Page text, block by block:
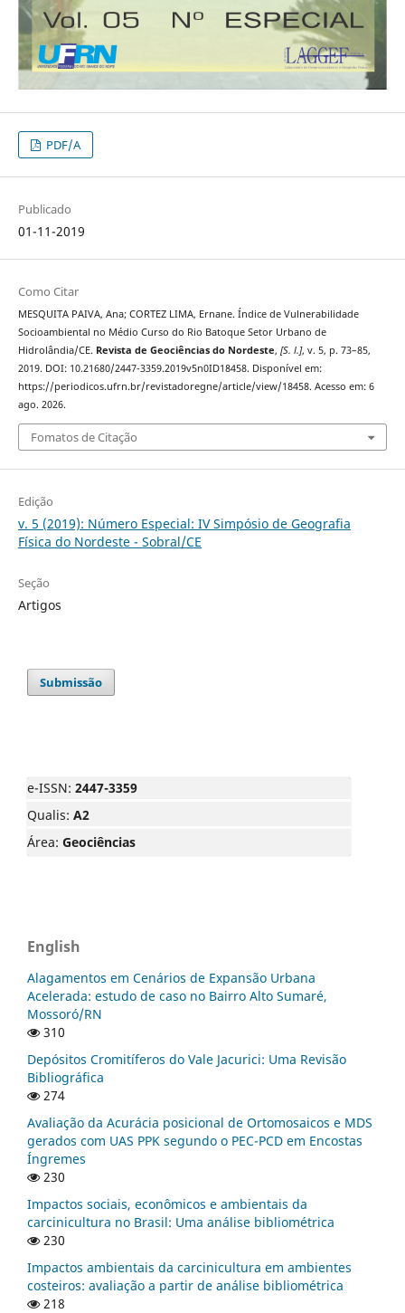
PDF/A
Publicado
01-11-2019
Como Citar
MESQUITA PAIVA, Ana; CORTEZ LIMA, Ernane. Índice de Vulnerabilidade
Socioambiental no Médio Curso do Rio Batoque Setor Urbano de
Hidrolândia/CE. Revista de Geociências do Nordeste, [S. l.], v. 5, p. 73–85,
2019. DOI: 10.21680/2447-3359.2019v5n0ID18458. Disponível em:
https://periodicos.ufrn.br/revistadoregne/article/view/18458. Acesso em: 6
ago. 2026.
Fomatos de Citação
Edição
v. 5 (2019): Número Especial: IV Simpósio de Geografia
Física do Nordeste - Sobral/CE
Seção
Artigos
Submissão
e-ISSN: 2447-3359
Qualis: A2
Área: Geociências
English
Alagamentos em Cenários de Expansão Urbana
Acelerada: estudo de caso no Bairro Alto Sumaré,
Mossoró/RN
310
Depósitos Cromitíferos do Vale Jacurici: Uma Revisão
Bibliográfica
274
Avaliação da Acurácia posicional de Ortomosaicos e MDS
gerados com UAS PPK segundo o PEC-PCD em Encostas
Íngremes
230
Impactos sociais, econômicos e ambientais da
carcinicultura no Brasil: Uma análise bibliométrica
230
Impactos ambientais da carcinicultura em ambientes
costeiros: avaliação a partir de análise bibliométrica
218